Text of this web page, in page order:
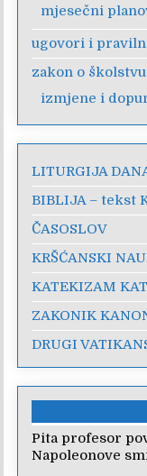
mjesečni
ugovori i
zakon o školstvu
izmjene i
LITURGIJA
BIBLIJA – tekst
ČASOSLOV
KRŠĆANSKI
KATEKIZAM
ZAKONIK
DRUGI
Pita profesor
Napoleonove